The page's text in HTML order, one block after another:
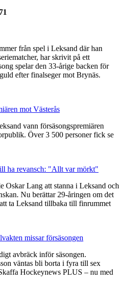
från spel i Leksand där han
har skrivit på ett
spelar den 33-årige backen för
efter finalseger mot Brynäs.
mot Västerås
vann försäsongspremiären
Över 3 500 personer fick se
ha revansch: "Allt var mörkt"
Oskar Lang att stanna i Leksand och
Nu berättar 29-åringen om det
ta Leksand tillbaka till finrummet
missar försäsongen
avbräck inför säsongen.
väntas bli borta i fyra till sex
Hockeynews PLUS – nu med